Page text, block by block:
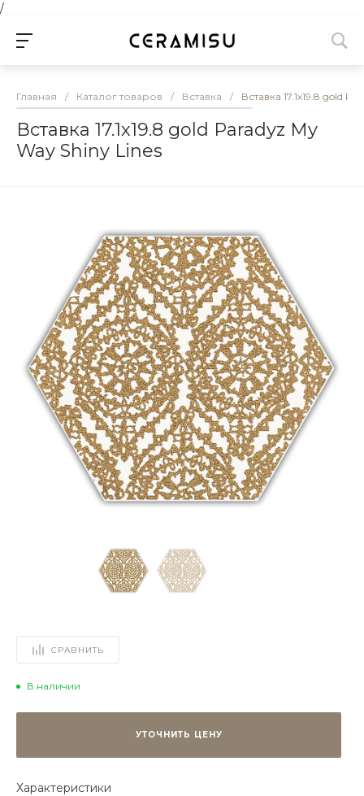
/
Главная / Каталог товаров / Вставка / Вставка 17.1х19.8 gold
Вставка 17.1х19.8 gold Paradyz My
Way Shiny Lines
СРАВНИТЬ
В наличии
УТОЧНИТЬ ЦЕНУ
Характеристики